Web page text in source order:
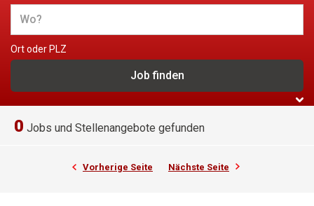
Ort oder PLZ
0 Jobs und Stellenangebote gefunden
Vorherige Seite Nächste Seite